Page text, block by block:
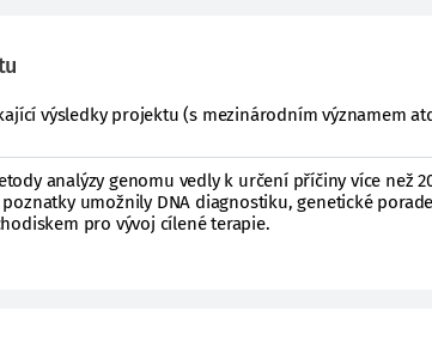
výsledky projektu (s mezinárodním významem
analýzy genomu vedly k určení příčiny více než
poznatky umožnily DNA diagnostiku, genetické
pro vývoj cílené terapie.